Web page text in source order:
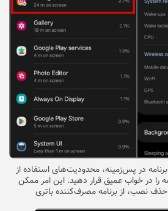
در پس‌زمینه، محدودیت‌های استفاده از
را در خواب عمیق قرار دهید. این امر ممکن
نصب، از برنامه مصرف‌کننده باتری